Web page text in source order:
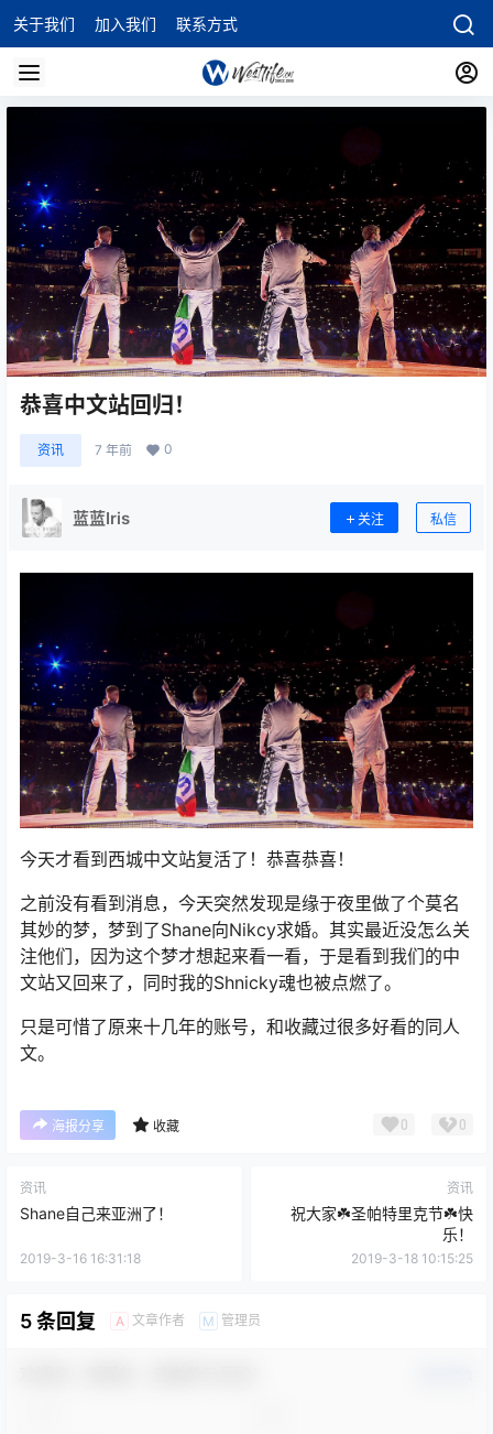
关于我们 加入我们 联系方式
恭喜中文站回归！
资讯 7 年前 0
蓝蓝Iris 关注 私信
今天才看到西城中文站复活了！恭喜恭喜！
之前没有看到消息，今天突然发现是缘于夜里做了个莫名
其妙的梦，梦到了Shane向Nikcy求婚。其实最近没怎么关
注他们，因为这个梦才想起来看一看，于是看到我们的中
文站又回来了，同时我的Shnicky魂也被点燃了。
只是可惜了原来十几年的账号，和收藏过很多好看的同人
文。
海报分享 收藏 0 0
资讯
Shane自己来亚洲了！
2019-3-16 16:31:18
资讯
祝大家☘️圣帕特里克节☘️快
乐！
2019-3-18 10:15:25
5 条回复 A 文章作者 M 管理员